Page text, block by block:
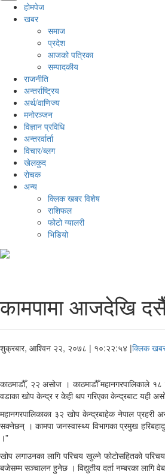
होमपेज
खबर
समाज
प्रदेश
आजको पत्रिका
सम्पादकीय
राजनीति
अन्तर्राष्ट्रिय
अर्थ/वाणिज्य
मनाेरञ्जन
विज्ञान प्रविधि
अन्तरर्वार्ता
विचार/ब्लग
खेलकुद
रोचक
अन्य
क्लिक खबर विशेष
राशिफल
फोटो ग्यालरी
भिडियो
कामपामा आजदेखि
शुक्रबार, आश्विन २२, २०७८ | १०:२२:५४ |क्लिक
काठमाडौँ, २२ असोज । काठमाडौँ महानगरपालिकाले
वडाका खोप केन्द्र र केही थप गरिएका केन्द्रबाट यही
महानगरपालिकाका ३२ खोप केन्द्रबाहेक नेपाल प्रहरी
सक्नेछन् । कामपा जनस्वास्थ्य विभागका प्रमुख
।”
खोप लगाउनका लागि परिचय खुल्ने फोटोसहितको
बजेसम्म सञ्चालन हुनेछ । विद्युतीय दर्ता नम्बरका